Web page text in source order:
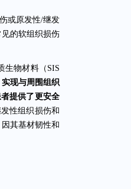
或原发性/继发
的软组织损伤
生物材料（SIS
现与周围组织
提供了更安全
性组织损伤和
其基材韧性和